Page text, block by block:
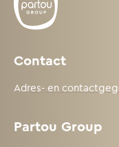
Contact
Adres- en
Partou Group